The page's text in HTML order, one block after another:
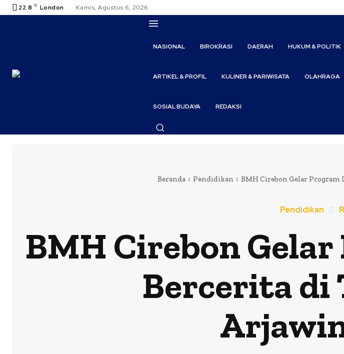
22.8 C London Kamis, Agustus 6, 2026
NASIONAL BIROKRASI DAERAH HUKUM & POLITIK
ARTIKEL & PROFIL KULINER & PARIWISATA OLAHRAGA
SOSIAL BUDAYA REDAKSI
Beranda Pendidikan BMH Cirebon Gelar
Pendidikan
BMH Cirebon
Bercerita di